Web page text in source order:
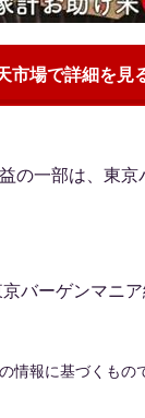
市場で詳細を見
の一部は、東京
京バーゲンマニ
情報に基づくもの